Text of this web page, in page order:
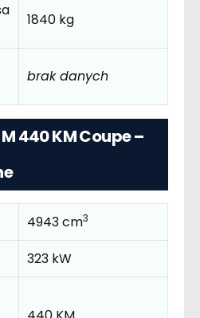
1840 kg
brak danych
440 KM Coupe –
4943 cm3
323 kW